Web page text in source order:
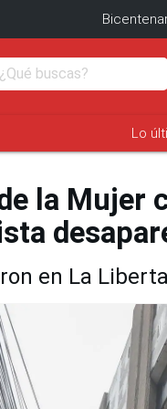
Lo
la Mujer
en La